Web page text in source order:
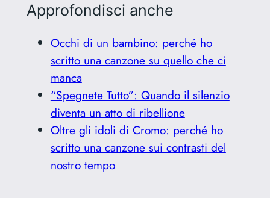
Approfondisci anche
Occhi di un bambino: perché ho
scritto una canzone su quello che ci
manca
“Spegnete Tutto”: Quando il silenzio
diventa un atto di ribellione
Oltre gli idoli di Cromo: perché ho
scritto una canzone sui contrasti del
nostro tempo